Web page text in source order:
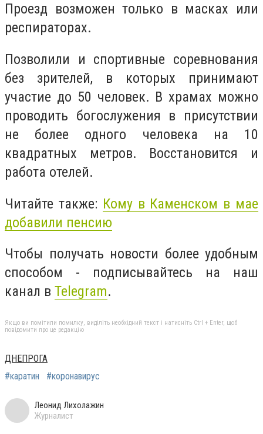
Проезд возможен только в масках или
респираторах.
Позволили и спортивные соревнования
без зрителей, в которых принимают
участие до 50 человек. В храмах можно
проводить богослужения в присутствии
не более одного человека на 10
квадратных метров. Восстановится и
работа отелей.
Читайте также: Кому в Каменском в мае
добавили пенсию
Чтобы получать новости более удобным
способом - подписывайтесь на наш
канал в Telegram.
Якщо ви помітили помилку, виділіть необхідний текст і натисніть Ctrl + Enter, щоб
повідомити про це редакцію
ДНЕПРОГА
#каратин
#коронавирус
Леонид Лихолажин
Журналист